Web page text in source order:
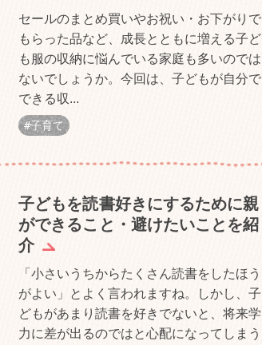
セールのまとめ買いやお祝い・お下がりで
もらった品など、成長とともに増える子ど
も服の収納に悩んでいる家庭も多いのでは
ないでしょうか。今回は、子どもが自分で
できる収...
子育て
子どもを読書好きにするために親
ができること・避けたいことを紹
介
「小さいうちからたくさん読書をしたほう
がよい」とよく言われますね。しかし、子
どもがあまり読書を好きでないと、将来学
力に差が出るのではと心配になってしまう